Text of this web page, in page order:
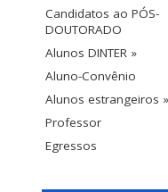
Candidatos ao PÓS-
DOUTORADO
Alunos DINTER »
Aluno-Convênio
Alunos estrangeiros »
Professor
Egressos